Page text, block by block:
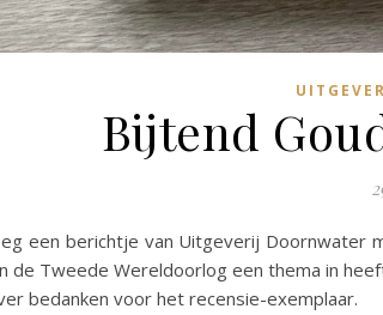
Bijtend
een berichtje van Uitgeverij Doornwater
de Tweede Wereldoorlog een thema in
bedanken voor het recensie-exemplaar.